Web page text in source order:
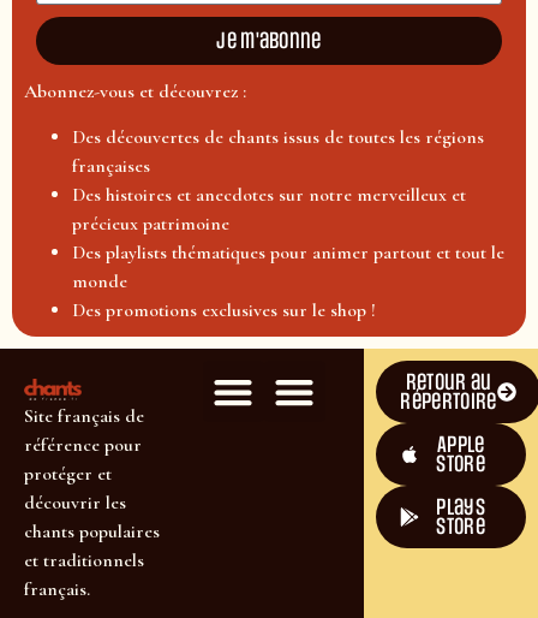
Je m'abonne
Abonnez-vous et découvrez :
Des découvertes de chants issus de toutes les régions
françaises
Des histoires et anecdotes sur notre merveilleux et
précieux patrimoine
Des playlists thématiques pour animer partout et tout le
monde
Des promotions exclusives sur le shop !
Site français de
référence pour
protéger et
découvrir les
chants populaires
et traditionnels
français.
Retour au
répertoire
Apple
Store
plays
store